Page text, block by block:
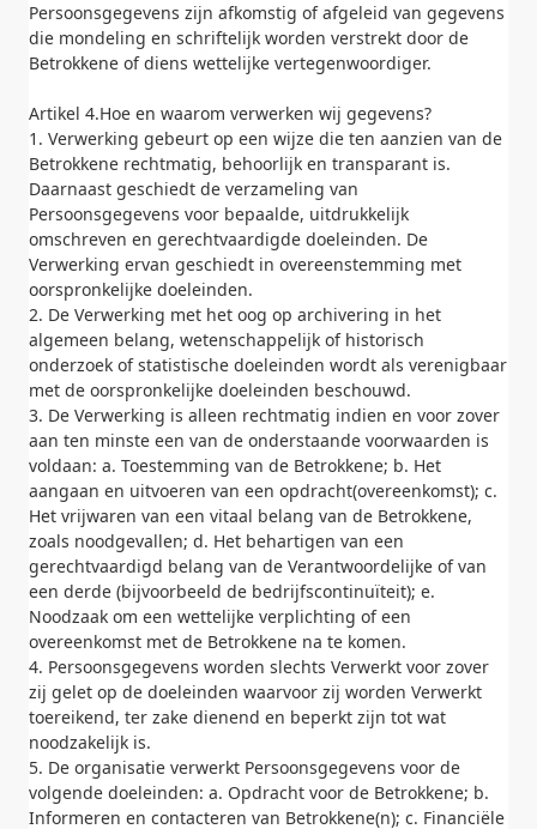
Persoonsgegevens zijn afkomstig of afgeleid van gegevens
die mondeling en schriftelijk worden verstrekt door de
Betrokkene of diens wettelijke vertegenwoordiger.
Artikel 4.Hoe en waarom verwerken wij gegevens?
1. Verwerking gebeurt op een wijze die ten aanzien van de
Betrokkene rechtmatig, behoorlijk en transparant is.
Daarnaast geschiedt de verzameling van
Persoonsgegevens voor bepaalde, uitdrukkelijk
omschreven en gerechtvaardigde doeleinden. De
Verwerking ervan geschiedt in overeenstemming met
oorspronkelijke doeleinden.
2. De Verwerking met het oog op archivering in het
algemeen belang, wetenschappelijk of historisch
onderzoek of statistische doeleinden wordt als verenigbaar
met de oorspronkelijke doeleinden beschouwd.
3. De Verwerking is alleen rechtmatig indien en voor zover
aan ten minste een van de onderstaande voorwaarden is
voldaan: a. Toestemming van de Betrokkene; b. Het
aangaan en uitvoeren van een opdracht(overeenkomst); c.
Het vrijwaren van een vitaal belang van de Betrokkene,
zoals noodgevallen; d. Het behartigen van een
gerechtvaardigd belang van de Verantwoordelijke of van
een derde (bijvoorbeeld de bedrijfscontinuïteit); e.
Noodzaak om een wettelijke verplichting of een
overeenkomst met de Betrokkene na te komen.
4. Persoonsgegevens worden slechts Verwerkt voor zover
zij gelet op de doeleinden waarvoor zij worden Verwerkt
toereikend, ter zake dienend en beperkt zijn tot wat
noodzakelijk is.
5. De organisatie verwerkt Persoonsgegevens voor de
volgende doeleinden: a. Opdracht voor de Betrokkene; b.
Informeren en contacteren van Betrokkene(n); c. Financiële